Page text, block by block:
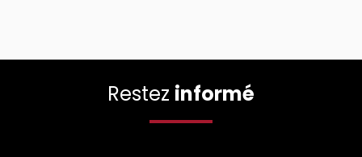
Restez informé